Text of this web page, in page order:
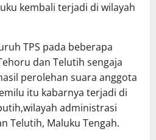
kembali terjadi di wilayah
TPS pada beberapa
dan Telutih sengaja
perolehan suara anggota
itu kabarnya terjadi di
administrasi
Telutih, Maluku Tengah.